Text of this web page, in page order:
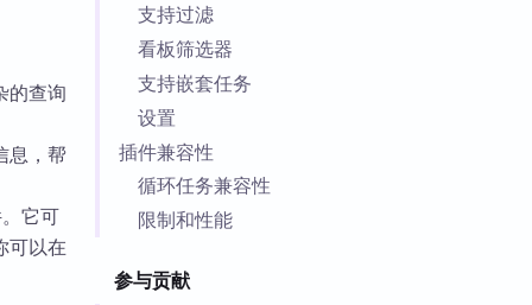
支持过滤
看板筛选器
支持嵌套任务
设置
插件兼容性
循环任务兼容性
限制和性能
参与贡献
的查询
息，帮
它可
可以在